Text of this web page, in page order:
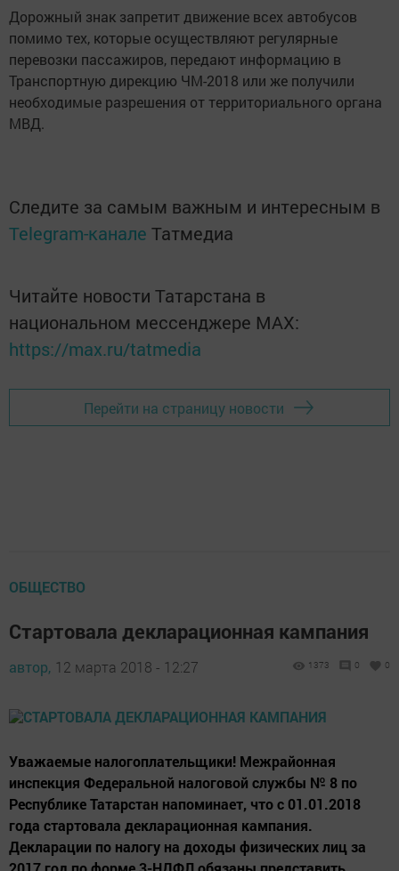
Дорожный знак запретит движение всех автобусов
помимо тех, которые осуществляют регулярные
перевозки пассажиров, передают информацию в
Транспортную дирекцию ЧМ-2018 или же получили
необходимые разрешения от территориального органа
МВД.
Следите за самым важным и интересным в
Telegram-канале Татмедиа
Читайте новости Татарстана в
национальном мессенджере MАХ:
https://max.ru/tatmedia
Перейти на страницу новости
ОБЩЕСТВО
Cтартовала декларационная кампания
автор, 12 марта 2018 - 12:27 1373 0 0
Уважаемые налогоплательщики! Межрайонная
инспекция Федеральной налоговой службы № 8 по
Республике Татарстан напоминает, что с 01.01.2018
года стартовала декларационная кампания.
Декларации по налогу на доходы физических лиц за